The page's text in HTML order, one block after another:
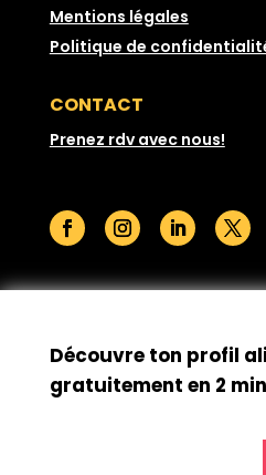
Mentions légales
Politique de
CONTACT
Prenez rdv avec nous!
Découvre ton profil
gratuitement en 2